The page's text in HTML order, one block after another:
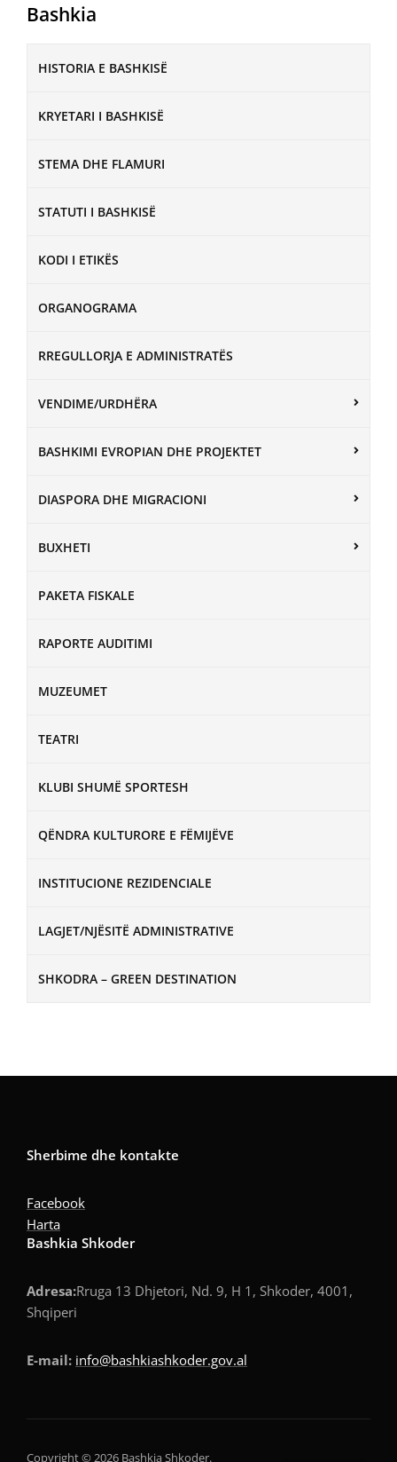
Bashkia
HISTORIA E BASHKISË
KRYETARI I BASHKISË
STEMA DHE FLAMURI
STATUTI I BASHKISË
KODI I ETIKËS
ORGANOGRAMA
RREGULLORJA E ADMINISTRATËS
VENDIME/URDHËRA
BASHKIMI EVROPIAN DHE PROJEKTET
DIASPORA DHE MIGRACIONI
BUXHETI
PAKETA FISKALE
RAPORTE AUDITIMI
MUZEUMET
TEATRI
KLUBI SHUMË SPORTESH
QËNDRA KULTURORE E FËMIJËVE
INSTITUCIONE REZIDENCIALE
LAGJET/NJËSITË ADMINISTRATIVE
SHKODRA – GREEN DESTINATION
Sherbime dhe kontakte
Facebook
Harta
Bashkia Shkoder
Adresa:Rruga 13 Dhjetori, Nd. 9, H 1, Shkoder, 4001,
Shqiperi
E-mail: info@bashkiashkoder.gov.al
Copyright © 2026 Bashkia Shkoder.